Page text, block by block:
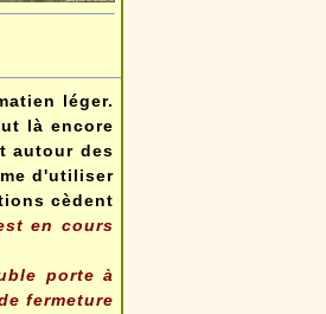
léger.
là encore
autour des
d'utiliser
cèdent
en cours
porte à
fermeture